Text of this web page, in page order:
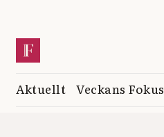
Aktuellt Veckans Fokus